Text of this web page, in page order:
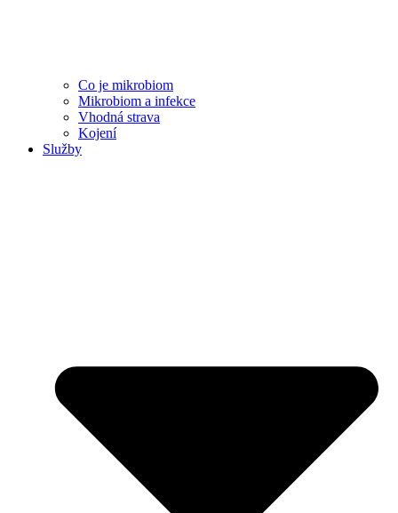
Co je mikrobiom
Mikrobiom a infekce
Vhodná strava
Kojení
Služby